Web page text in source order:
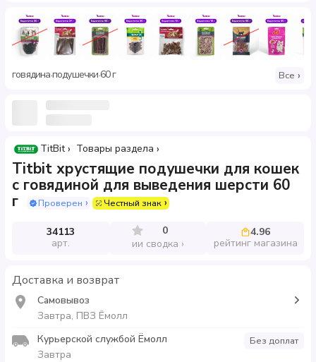
говядина·подушечки·60 г Все
TitBit Товары раздела
Titbit хрустящие подушечки для кошек
с говядиной для выведения шерсти 60
г
Проверен Честный знак
34113
арт.
0
ии сводка
4.96
рейтинг магазина
Доставка и возврат
Самовывоз
Завтра, ПВЗ Ёмолл
Курьерской службой Ёмолл
Завтра
Без доплат